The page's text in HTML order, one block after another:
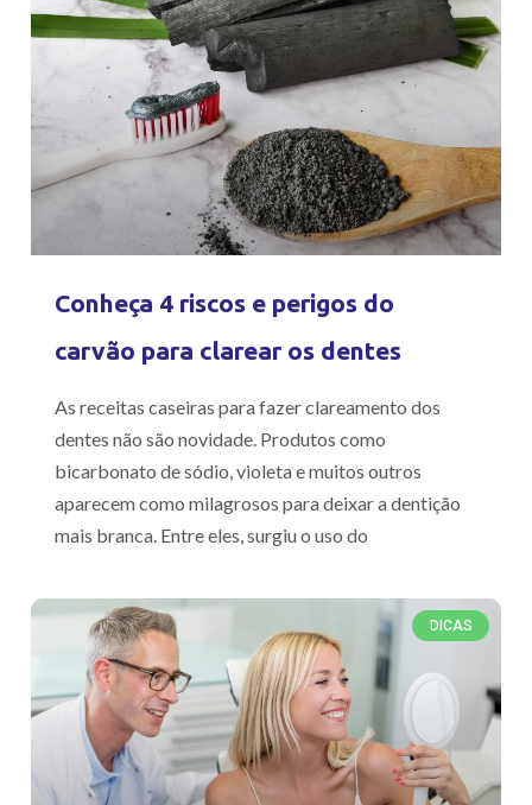
Conheça 4 riscos e perigos do
carvão para clarear os dentes
As receitas caseiras para fazer clareamento dos
dentes não são novidade. Produtos como
bicarbonato de sódio, violeta e muitos outros
aparecem como milagrosos para deixar a dentição
mais branca. Entre eles, surgiu o uso do
DICAS